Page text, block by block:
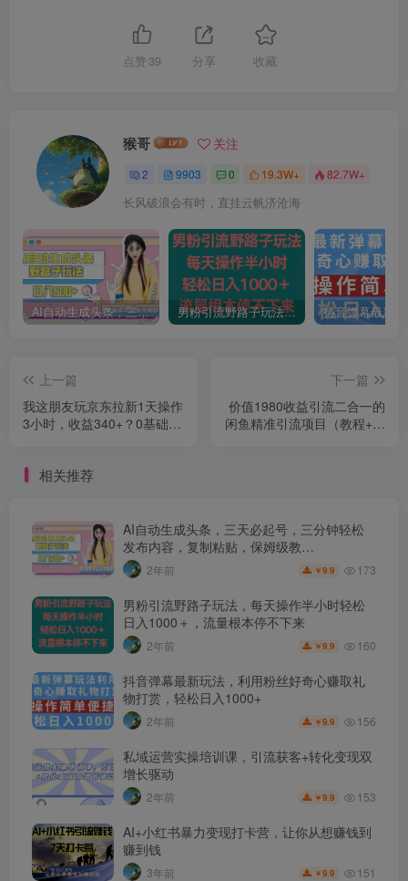
点赞 39 分享 收藏
猴哥 关注
2 9903 0 19.3W+ 82.7W+
长风破浪会有时，直挂云帆济沧海
AI自动生成头条，三天必起号，三分钟轻松发布内容，复制粘贴，保姆级教… 男粉引流野路子玩法，每天操作半小时轻松日入1000＋，流量根本停不下来
上一篇
我这朋友玩京东拉新1天操作
3小时，收益340+？0基础可
下一篇
价值1980收益引流二合一的
闲鱼精准引流项目（教程+揭
相关推荐
AI自动生成头条，三天必起号，三分钟轻松
发布内容，复制粘贴，保姆级教…
2年前 ￥9.9 173
男粉引流野路子玩法，每天操作半小时轻松
日入1000＋，流量根本停不下来
2年前 ￥9.9 160
抖音弹幕最新玩法，利用粉丝好奇心赚取礼
物打赏，轻松日入1000+
2年前 ￥9.9 156
私域运营实操培训课，引流获客+转化变现双
增长驱动
2年前 ￥9.9 153
AI+小红书暴力变现打卡营，让你从想赚钱到
赚到钱
3年前 ￥9.9 151